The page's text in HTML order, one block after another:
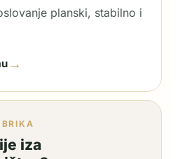
planski, stabilno i
→
iza